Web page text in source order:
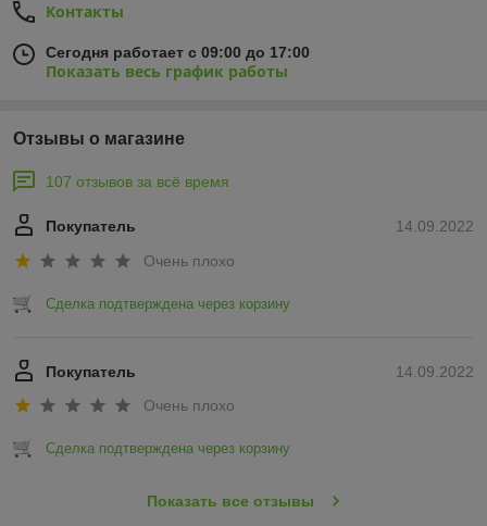
Контакты
Сегодня работает с 09:00 до 17:00
Показать весь график работы
Отзывы о магазине
107 отзывов за всё время
14.09.2022
Покупатель
Очень плохо
Сделка подтверждена через корзину
14.09.2022
Покупатель
Очень плохо
Сделка подтверждена через корзину
Показать все отзывы